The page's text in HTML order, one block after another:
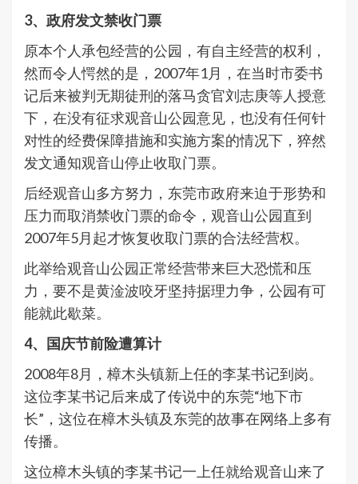
3、政府发文禁收门票
原本个人承包经营的公园，有自主经营的权利，
然而令人愕然的是，2007年1月，在当时市委书
记后来被判无期徒刑的落马贪官刘志庚等人授意
下，在没有征求观音山公园意见，也没有任何针
对性的经费保障措施和实施方案的情况下，猝然
发文通知观音山停止收取门票。
后经观音山多方努力，东莞市政府来迫于形势和
压力而取消禁收门票的命令，观音山公园直到
2007年5月起才恢复收取门票的合法经营权。
此举给观音山公园正常经营带来巨大恐慌和压
力，要不是黄淦波咬牙坚持据理力争，公园有可
能就此歇菜。
4、国庆节前险遭算计
2008年8月，樟木头镇新上任的李某书记到岗。
这位李某书记后来成了传说中的东莞“地下市
长”，这位在樟木头镇及东莞的故事在网络上多有
传播。
这位樟木头镇的李某书记一上任就给观音山来了